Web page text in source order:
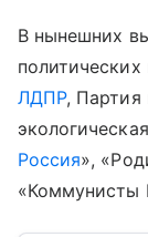
В нынешних
политических
ЛДПР, Партия
Россия»,
«Коммунисты